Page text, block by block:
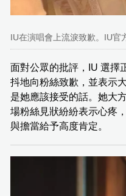
IU在演唱會上流淚致歉。IU官
面對公眾的批評，IU 選擇
抖地向粉絲致歉，並表示
是她應該接受的話。她大
場粉絲見狀紛紛表示心疼
與擔當給予高度肯定。